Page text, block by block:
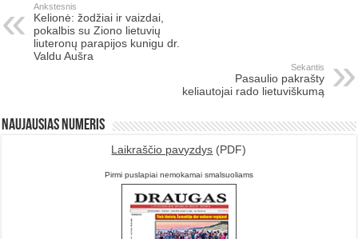
Ankstesnis
Kelionė: žodžiai ir vaizdai,
pokalbis su Ziono lietuvių
liuteronų parapijos kunigu dr.
Valdu Aušra
Sekantis
Pasaulio pakrašty
keliautojai rado lietuviškumą
Naujausias numeris
Laikraščio pavyzdys (PDF)
Pirmi puslapiai nemokamai smalsuoliams